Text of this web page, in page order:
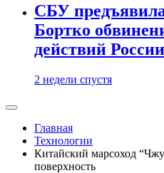
СБУ
Бортко
действий России
2 недели спустя
Главная
Технологии
Китайский марсоход
поверхность